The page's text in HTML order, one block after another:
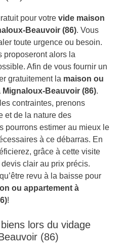
pour votre vide maison
Beauvoir (86). Vous
toute urgence ou besoin.
proposeront alors la
Afin de vous fournir un
gratuitement la maison ou
Mignaloux-Beauvoir (86).
contraintes, prenons
et de la nature des
pourrons estimer au mieux le
à ce débarras. En
grâce à cette visite
clair au prix précis.
revu à la baisse pour
ou appartement à
!
lors du vidage
(86)